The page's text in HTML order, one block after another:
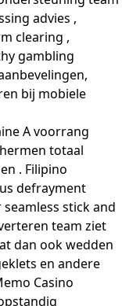
advies ,
clearing ,
gambling
bij mobiele
A voorrang
totaal
. Filipino
defrayment
stick and
team ziet
dan ook wedden
en andere
Casino